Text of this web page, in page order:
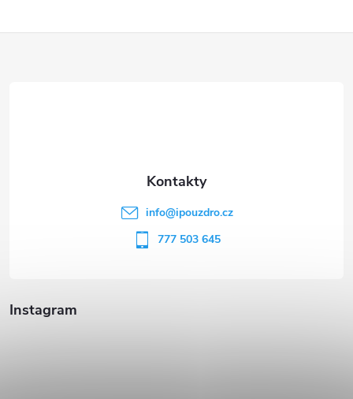
Instagram
info@ipouzdro.cz
777 503 645